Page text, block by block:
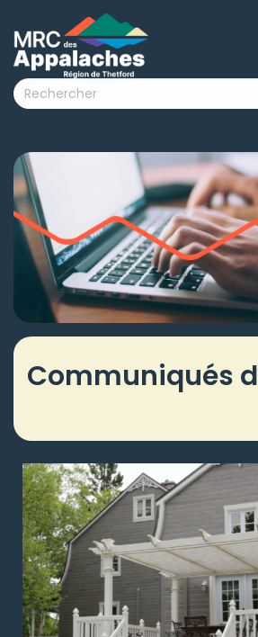
submenu (La MRC )
submenu (Citoyens )
submenu (Visiteurs )
submenu (Nouvelles )
submenu (Documentation )
Communiqués